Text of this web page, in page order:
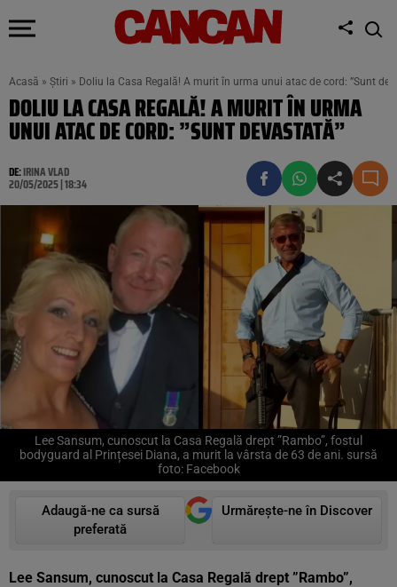
Acasă » Știri » Doliu la Casa Regală! A murit în urma unui atac de cord: ”Sunt
DOLIU LA CASA REGALĂ! A MURIT ÎN URMA
UNUI ATAC DE CORD: ”SUNT DEVASTATĂ”
DE:IRINA VLAD
20/05/2025 | 18:34
Lee Sansum, cunoscut la Casa Regală drept ”Rambo”, fostul
bodyguard al Prințesei Diana, a murit la vârsta de 63 de ani. sursă
foto: Facebook
Adaugă-ne ca sursă
preferată
Urmărește-ne în Discover
Lee Sansum, cunoscut la Casa Regală drept ”Rambo”,